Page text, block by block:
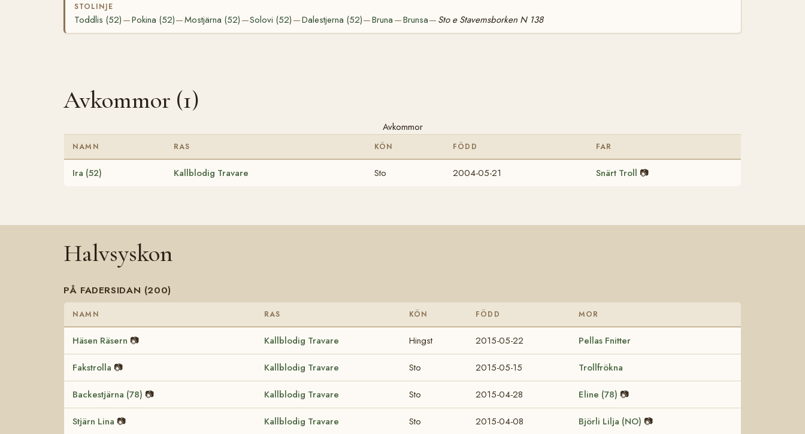
STOLINJE
Toddlis (52) —Pokina (52)—Mostjärna (52) —Solovi (52) —Dalestjerna (52)—Bruna —Brunsa— Sto e Stavemsborken N 138
Avkommor (1)
Avkommor
NAMN RAS KÖN FÖDD FAR
Ira (52) Kallblodig Travare Sto 2004-05-21 Snärt Troll 📷
Halvsyskon
PÅ FADERSIDAN (200)
NAMN RAS KÖN FÖDD MOR
Häsen Räsern 📷 Kallblodig Travare Hingst 2015-05-22 Pellas Fnitter
Fakstrolla 📷 Kallblodig Travare Sto 2015-05-15 Trollfrökna
Backestjärna (78) 📷 Kallblodig Travare Sto 2015-04-28 Eline (78) 📷
Stjärn Lina 📷 Kallblodig Travare Sto 2015-04-08 Björli Lilja (NO) 📷